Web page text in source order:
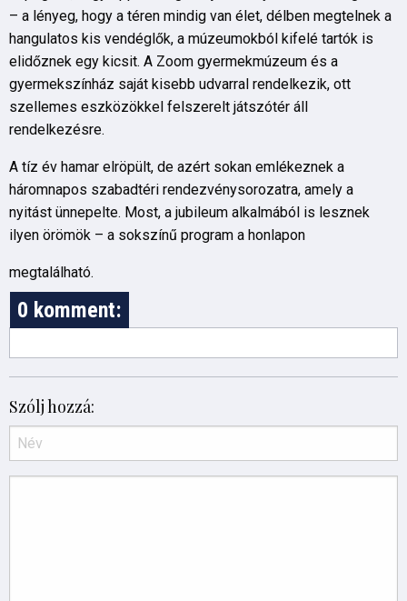
– a lényeg, hogy a téren mindig van élet, délben megtelnek a
hangulatos kis vendéglők, a múzeumokból kifelé tartók is
elidőznek egy kicsit. A Zoom gyermekmúzeum és a
gyermekszínház saját kisebb udvarral rendelkezik, ott
szellemes eszközökkel felszerelt játszótér áll
rendelkezésre.
A tíz év hamar elröpült, de azért sokan emlékeznek a
háromnapos szabadtéri rendezvénysorozatra, amely a
nyitást ünnepelte. Most, a jubileum alkalmából is lesznek
ilyen örömök – a sokszínű program a honlapon
megtalálható.
0 komment:
Szólj hozzá: